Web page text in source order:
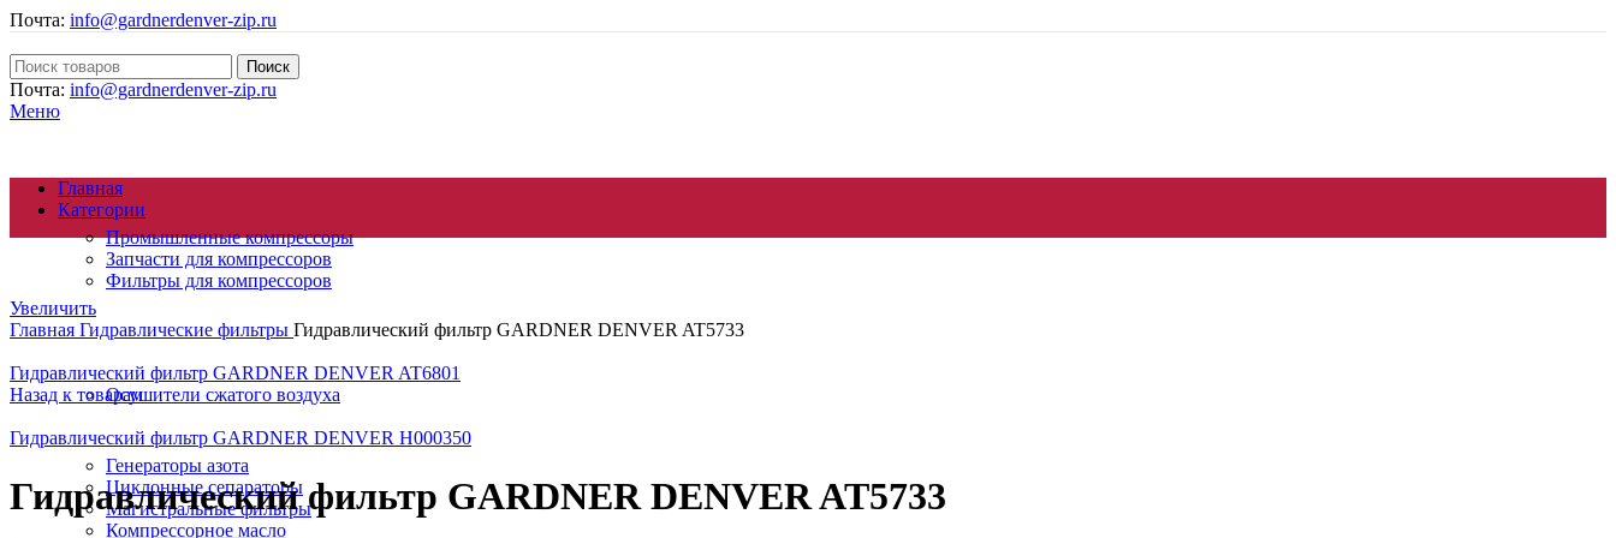
Почта: info@gardnerdenver-zip.ru
Поиск
Почта: info@gardnerdenver-zip.ru
Меню
Главная
Категории
Промышленные компрессоры
Запчасти для компрессоров
Фильтры для компрессоров
Осушители сжатого воздуха
Генераторы азота
Циклонные сепараторы
Магистральные фильтры
Компрессорное масло
Увеличить
Главная Гидравлические фильтры Гидравлический фильтр GARDNER DENVER AT5733
Гидравлический фильтр GARDNER DENVER AT6801
Назад к товарам
Гидравлический фильтр GARDNER DENVER H000350
Гидравлический фильтр GARDNER DENVER AT5733